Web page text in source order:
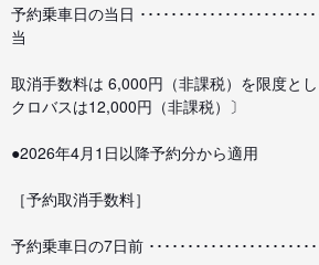
予約乗車日の当日 ･････････････････････
当
取消手数料は 6,000円（非課税）を限度と
クロバスは12,000円（非課税）〕
●2026年4月1日以降予約分から適用
［予約取消手数料］
予約乗車日の7日前 ････････････････････